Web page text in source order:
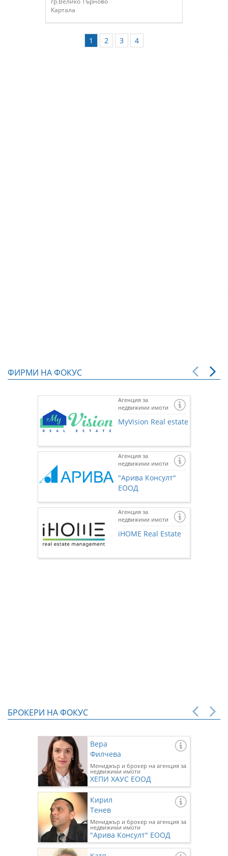
Картала
1 2 3 4
ФИРМИ НА ФОКУС
Агенция за
недвижими имоти
MyVision Real estate
Агенция за
недвижими имоти
"Арива Консулт"
ЕООД
Агенция за
недвижими имоти
iHOME Real Estate
БРОКЕРИ НА ФОКУС
Вера
Филчева
Мениджър и брокер на агенция за
недвижими имоти
ХЕПИ ХАУС ЕООД
Кирил
Тенев
Мениджър и брокер на агенция за
недвижими имоти
"Арива Консулт" ЕООД